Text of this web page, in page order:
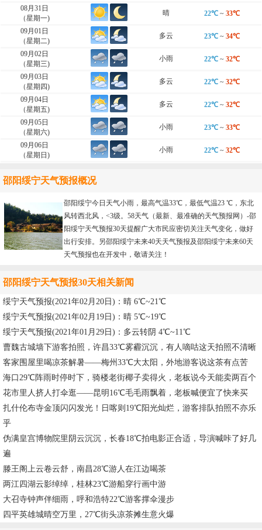
08月31日
（星期一)
晴 22℃~ 33℃
09月01日
（星期二)
多云 23℃~ 34℃
09月02日
（星期三)
小雨 22℃~ 32℃
09月03日
（星期四)
多云 22℃~ 32℃
09月04日
（星期五)
多云 22℃~ 32℃
09月05日
（星期六)
小雨 23℃~ 33℃
09月06日
（星期日)
小雨 22℃~ 32℃
邵阳绥宁天气预报概况
邵阳绥宁今日天气小雨，最高气温33℃，最低气温23 ℃，东北
风转西北风，<3级。58天气（最新、最准确的天气预报网）-邵
阳绥宁天气预报30天提醒广大市民应密切关注天气变化，做好
出行安排。另邵阳绥宁未来40天天气预报及邵阳绥宁未来60天
天气预报也在开发中，敬请关注！
邵阳绥宁天气预报30天相关新闻
绥宁天气预报(2021年02月20日)：晴 6℃~21℃
绥宁天气预报(2021年02月19日)：晴 5℃~19℃
绥宁天气预报(2021年01月29日)：多云转阴 4℃~11℃
曹魏古城墙下游客拍照，许昌33℃雾霾沉沉，有人嘀咕这天拍照不清晰
客家围屋里喝凉茶解暑——梅州33℃大太阳，外地游客说这茶有点苦
海口29℃阵雨时停时下，骑楼老街椰子卖得火，老板说今天能卖两百个
花市里人挤人打伞逛——昆明16℃毛毛雨飘着，老板喊便宜了快来买
扎什伦布寺金顶闪闪发光！日喀则19℃阳光灿烂，游客排队拍照不亦乐
乎
伪满皇宫博物院里阴云沉沉，长春18℃拍电影正合适，导演喊咔了好几
遍
滕王阁上云卷云舒，南昌28℃游人在江边喝茶
两江四湖云影绰绰，桂林23℃游船穿行画中游
大召寺钟声伴细雨，呼和浩特22℃游客撑伞漫步
四平英雄城晴空万里，27℃街头凉茶摊生意火爆